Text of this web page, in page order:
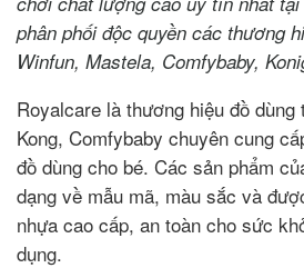
phân phối độc quyền các thương
Winfun, Mastela, Comfybaby,
Royalcare là thương hiệu đồ
Kong, Comfybaby chuyên cung
đồ dùng cho bé. Các sản phẩm
dạng về mẫu mã, màu sắc và
nhựa cao cấp, an toàn cho sức
dụng.